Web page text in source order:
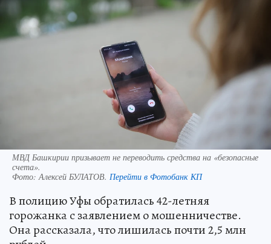
МВД Башкирии призывает не переводить средства на «безопасные
счета».
Фото:Алексей БУЛАТОВ. Перейти в Фотобанк КП
В полицию Уфы обратилась 42-летняя
горожанка с заявлением о мошенничестве.
Она рассказала, что лишилась почти 2,5 млн